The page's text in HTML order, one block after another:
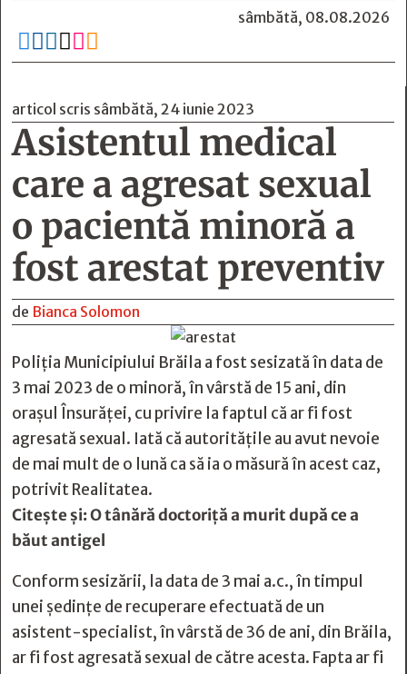
sâmbătă, 08.08.2026
     
articol scris sâmbătă, 24 iunie 2023
Asistentul medical
care a agresat sexual
o pacientă minoră a
fost arestat preventiv
de Bianca Solomon
Poliția Municipiului Brăila a fost sesizată în data de
3 mai 2023 de o minoră, în vârstă de 15 ani, din
orașul Însurăței, cu privire la faptul că ar fi fost
agresată sexual. Iată că autoritățile au avut nevoie
de mai mult de o lună ca să ia o măsură în acest caz,
potrivit Realitatea.
Citește și:O tânără doctoriță a murit după ce a
băut antigel
Conform sesizării, la data de 3 mai a.c., în timpul
unei ședințe de recuperare efectuată de un
asistent-specialist, în vârstă de 36 de ani, din Brăila,
ar fi fost agresată sexual de către acesta. Fapta ar fi